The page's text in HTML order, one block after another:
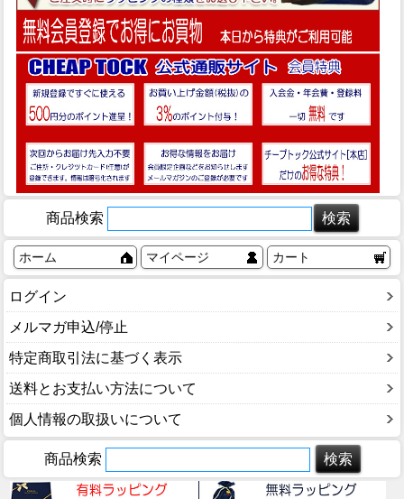
商品検索
ホーム マイページ カート
ログイン
メルマガ申込/停止
特定商取引法に基づく表示
送料とお支払い方法について
個人情報の取扱いについて
商品検索